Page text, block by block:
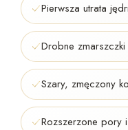
Pierwsza utrata
Drobne zmarszczki
Szary, zmęczony
Rozszerzone pory